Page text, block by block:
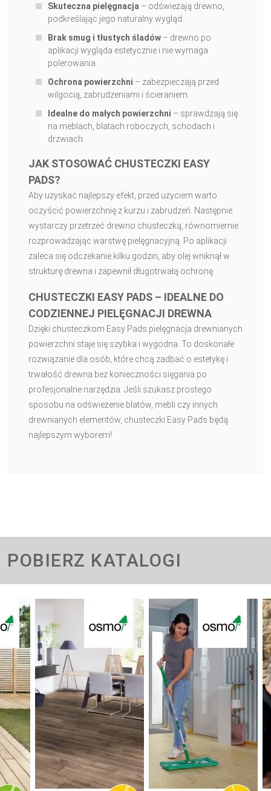
Skuteczna pielęgnacja – odświeżają drewno,
podkreślając jego naturalny wygląd.
Brak smug i tłustych śladów – drewno po
aplikacji wygląda estetycznie i nie wymaga
polerowania.
Ochrona powierzchni – zabezpieczają przed
wilgocią, zabrudzeniami i ścieraniem.
Idealne do małych powierzchni – sprawdzają się
na meblach, blatach roboczych, schodach i
drzwiach.
JAK STOSOWAĆ CHUSTECZKI EASY
PADS?
Aby uzyskać najlepszy efekt, przed użyciem warto
oczyścić powierzchnię z kurzu i zabrudzeń. Następnie
wystarczy przetrzeć drewno chusteczką, równomiernie
rozprowadzając warstwę pielęgnacyjną. Po aplikacji
zaleca się odczekanie kilku godzin, aby olej wniknął w
strukturę drewna i zapewnił długotrwałą ochronę.
CHUSTECZKI EASY PADS – IDEALNE DO
CODZIENNEJ PIELĘGNACJI DREWNA
Dzięki chusteczkom Easy Pads pielęgnacja drewnianych
powierzchni staje się szybka i wygodna. To doskonałe
rozwiązanie dla osób, które chcą zadbać o estetykę i
trwałość drewna bez konieczności sięgania po
profesjonalne narzędzia. Jeśli szukasz prostego
sposobu na odświeżenie blatów, mebli czy innych
drewnianych elementów, chusteczki Easy Pads będą
najlepszym wyborem!
POBIERZ KATALOGI